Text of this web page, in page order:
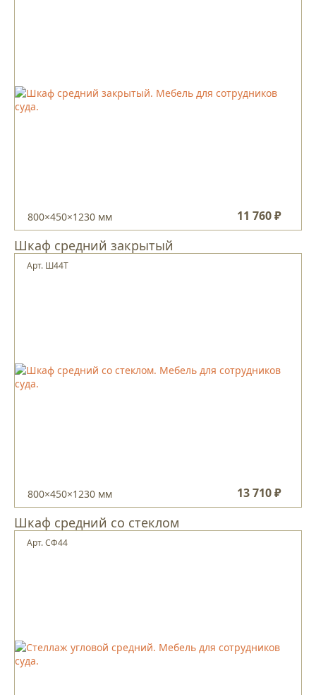
800×450×1230 мм 11 760 ₽
Шкаф средний закрытый
800×450×1230 мм 13 710 ₽
Арт. Ш44Т
Шкаф средний со стеклом
Арт. СФ44